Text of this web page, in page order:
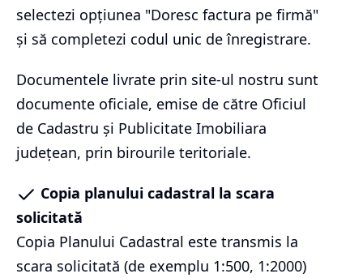
selectezi opțiunea "Doresc factura pe firmă"
și să completezi codul unic de înregistrare.
Documentele livrate prin site-ul nostru sunt
documente oficiale, emise de către Oficiul
de Cadastru și Publicitate Imobiliara
județean, prin birourile teritoriale.
Copia planului cadastral la scara
solicitată
Copia Planului Cadastral este transmis la
scara solicitată (de exemplu 1:500, 1:2000)